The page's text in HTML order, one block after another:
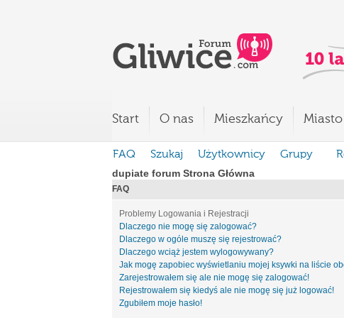
Start O nas Mieszkańcy Miasto
FAQ Szukaj Użytkownicy Grupy
dupiate forum Strona Główna
FAQ
Problemy Logowania i Rejestracji
Dlaczego nie mogę się zalogować?
Dlaczego w ogóle muszę się rejestrować?
Dlaczego wciąż jestem wylogowywany?
Jak mogę zapobiec wyświetlaniu mojej ksywki na liście
Zarejestrowałem się ale nie mogę się zalogować!
Rejestrowałem się kiedyś ale nie mogę się już logować!
Zgubiłem moje hasło!